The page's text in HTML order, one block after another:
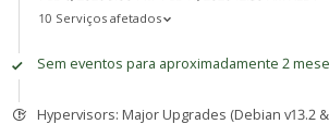
10 Serviços afetados
Sem eventos para aproximadamente 2
Hypervisors: Major Upgrades (Debian v13.2 &